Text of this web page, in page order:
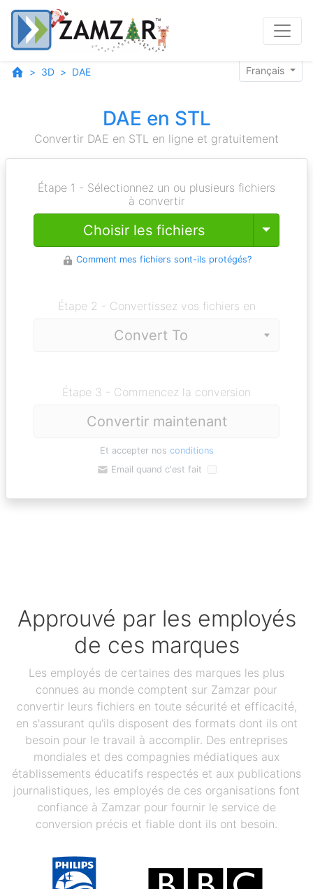
3D DAE Français
DAE en STL
Convertir DAE en STL en ligne et gratuitement
Étape 1 - Sélectionnez un ou plusieurs fichiers
à convertir
Choisir les fichiers Toggle
Comment mes fichiers sont-ils protégés?
Étape 2 - Convertissez vos fichiers en
Étape 3 - Commencez la conversion
Convertir maintenant
Et accepter nos conditions
Email quand c'est fait
Approuvé par les employés
de ces marques
Les employés de certaines des marques les plus
connues au monde comptent sur Zamzar pour
convertir leurs fichiers en toute sécurité et efficacité,
en s'assurant qu'ils disposent des formats dont ils ont
besoin pour le travail à accomplir. Des entreprises
mondiales et des compagnies médiatiques aux
établissements éducatifs respectés et aux publications
journalistiques, les employés de ces organisations font
confiance à Zamzar pour fournir le service de
conversion précis et fiable dont ils ont besoin.